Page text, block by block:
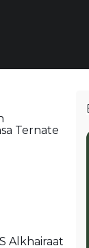
Ternate
Alkhairaat